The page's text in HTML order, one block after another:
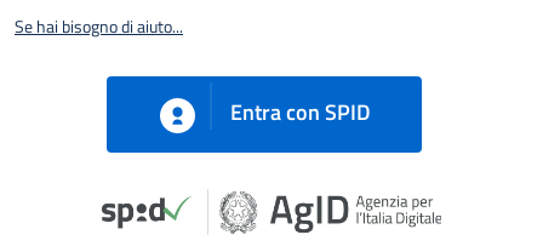
Se hai bisogno di aiuto...
Entra con SPID